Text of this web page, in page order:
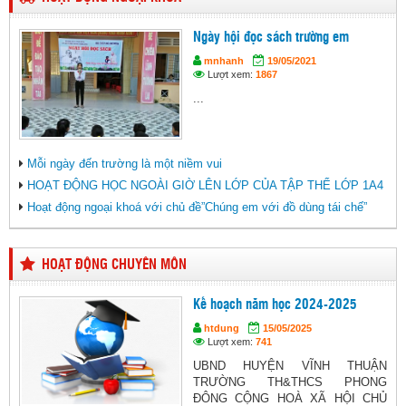
Ngày hội đọc sách trường em
mnhanh
19/05/2021
Lượt xem: 1867
Mỗi ngày đến trường là một niềm vui
HOẠT ĐỘNG HỌC NGOÀI GIỜ LÊN LỚP CỦA TẬP THỂ LỚP 1A4
Hoạt động ngoại khoá với chủ đề”Chúng em với đồ dùng tái chế”
HOẠT ĐỘNG CHUYÊN MÔN
Kế hoạch năm học 2024-2025
htdung
15/05/2025
Lượt xem: 741
UBND HUYỆN VĨNH THUẬN
TRƯỜNG TH&THCS PHONG
ĐÔNG CỘNG HOÀ XÃ HỘI CHỦ